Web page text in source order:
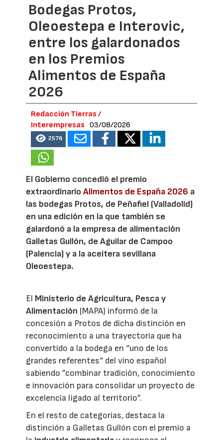
Bodegas Protos,
Oleoestepa e Interovic,
entre los galardonados
en los Premios
Alimentos de España
2026
Redacción Tierras /
Interempresas
03/08/2026
2578
El Gobierno concedió el premio
extraordinarioAlimentos de España 2026 a
las bodegas Protos, de Peñafiel (Valladolid)
en una edición en la que también se
galardonó a la empresa de alimentación
Galletas Gullón, de Aguilar de Campoo
(Palencia) y a la aceitera sevillana
Oleoestepa.
El Ministerio de Agricultura, Pesca y
Alimentación (MAPA) informó de la
concesión a Protos de dicha distinción en
reconocimiento a una trayectoria que ha
convertido a la bodega en “uno de los
grandes referentes“ del vino español
sabiendo ”combinar tradición, conocimiento
e innovación para consolidar un proyecto de
excelencia ligado al territorio”.
En el resto de categorías, destaca la
distinción a Galletas Gullón con el premio a